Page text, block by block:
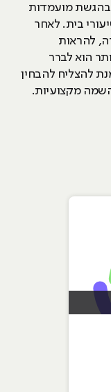
מועמדות
בית. לאחר
להראות
הוא לברר
להצליח להבחין
מקצועיות.